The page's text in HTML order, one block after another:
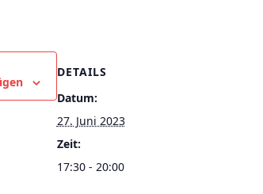
DETAILS
Datum:
27. Juni 2023
Zeit:
17:30 - 20:00